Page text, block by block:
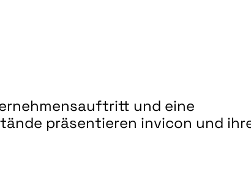
und eine
präsentieren invicon und